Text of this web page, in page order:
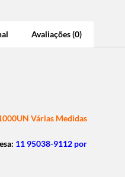
Avaliações (0)
Várias Medidas
11 95038-9112 por